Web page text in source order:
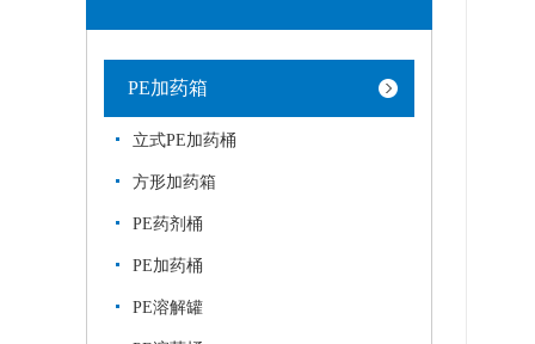
PE加药箱
立式PE加药桶
方形加药箱
PE药剂桶
PE加药桶
PE溶解罐